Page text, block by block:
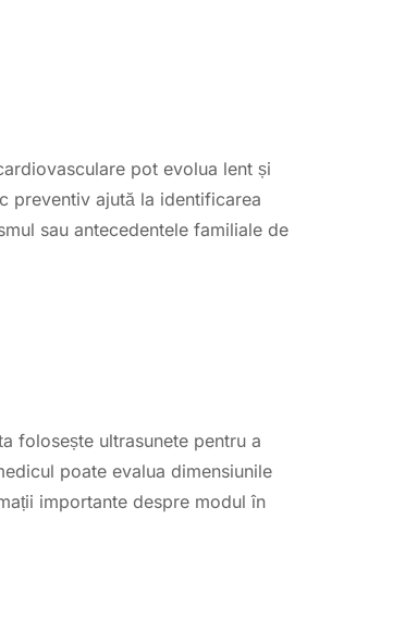
pot evolua lent și
preventiv ajută la identificarea
sau antecedentele familiale de
folosește ultrasunete pentru a
poate evalua dimensiunile
importante despre modul în